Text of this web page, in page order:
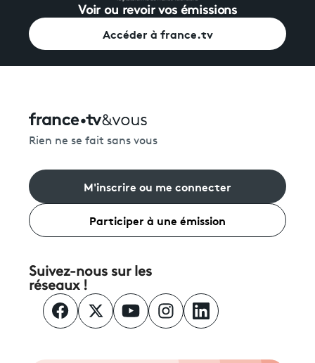
Voir ou revoir vos émissions
Accéder à france.tv
Rien ne se fait sans vous
M'inscrire ou me connecter
Participer à une émission
Suivez-nous sur les
réseaux !